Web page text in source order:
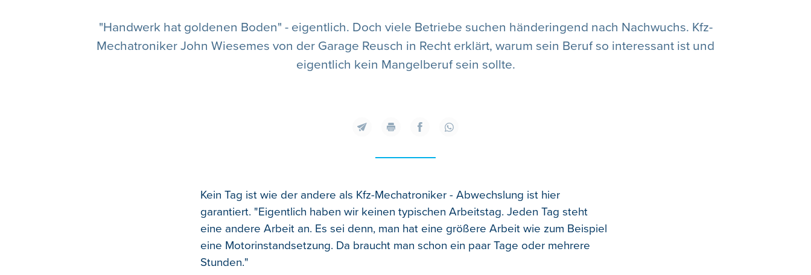
"Handwerk hat goldenen Boden" - eigentlich. Doch viele Betriebe suchen händeringend nach Nachwuchs. Kfz-
Mechatroniker John Wiesemes von der Garage Reusch in Recht erklärt, warum sein Beruf so interessant ist und
eigentlich kein Mangelberuf sein sollte.
Kein Tag ist wie der andere als Kfz-Mechatroniker - Abwechslung ist hier
garantiert. "Eigentlich haben wir keinen typischen Arbeitstag. Jeden Tag steht
eine andere Arbeit an. Es sei denn, man hat eine größere Arbeit wie zum Beispiel
eine Motorinstandsetzung. Da braucht man schon ein paar Tage oder mehrere
Stunden."